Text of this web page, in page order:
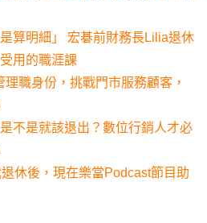
算明細」 宏碁前財務長Lilia退休
用的職涯課
職身份，挑戰門市服務顧客，
不是就該退出？數位行銷人才必
休後，現在樂當Podcast節目助